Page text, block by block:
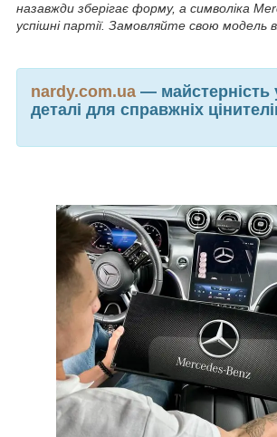
назавжди зберігає форму, а символіка
успішні партії. Замовляйте свою модель
nardy.com.ua — майстерність
деталі для справжніх